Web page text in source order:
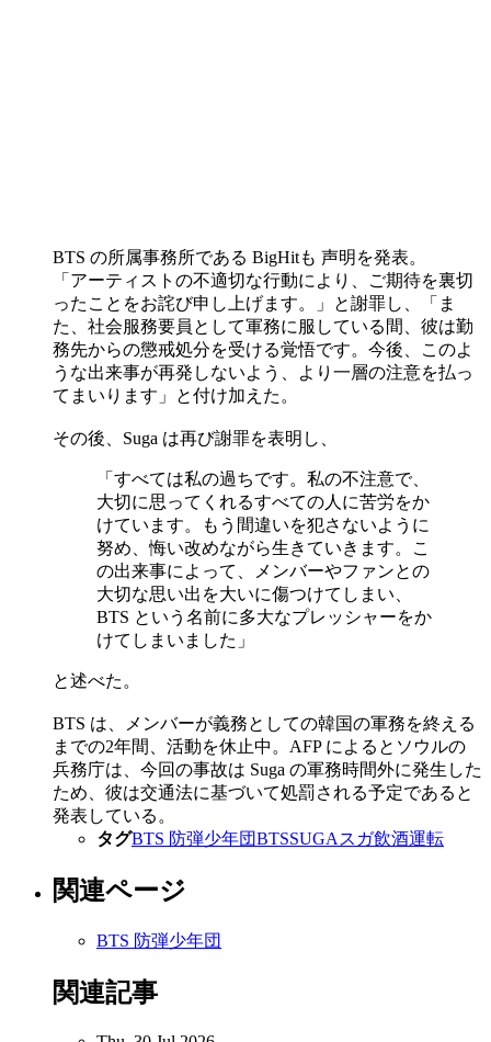
BTS の所属事務所である BigHitも 声明を発表。
「アーティストの不適切な行動により、ご期待を裏切
ったことをお詫び申し上げます。」と謝罪し、「ま
た、社会服務要員として軍務に服している間、彼は勤
務先からの懲戒処分を受ける覚悟です。今後、このよ
うな出来事が再発しないよう、より一層の注意を払っ
てまいります」と付け加えた。
その後、Suga は再び謝罪を表明し、
「すべては私の過ちです。私の不注意で、
大切に思ってくれるすべての人に苦労をか
けています。もう間違いを犯さないように
努め、悔い改めながら生きていきます。こ
の出来事によって、メンバーやファンとの
大切な思い出を大いに傷つけてしまい、
BTS という名前に多大なプレッシャーをか
けてしまいました」
と述べた。
BTS は、メンバーが義務としての韓国の軍務を終える
までの2年間、活動を休止中。AFP によるとソウルの
兵務庁は、今回の事故は Suga の軍務時間外に発生した
ため、彼は交通法に基づいて処罰される予定であると
発表している。
タグBTS 防弾少年団BTSSUGAスガ飲酒運転
関連ページ
BTS 防弾少年団
関連記事